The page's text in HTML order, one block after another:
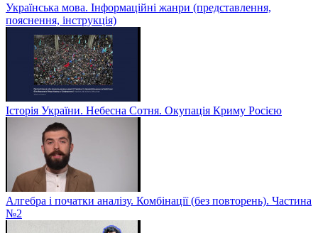
Українська мова. Інформаційні жанри (представлення,
пояснення, інструкція)
Історія України. Небесна Сотня. Окупація Криму Росією
Алгебра і початки аналізу. Комбінації (без повторень). Частина
№2